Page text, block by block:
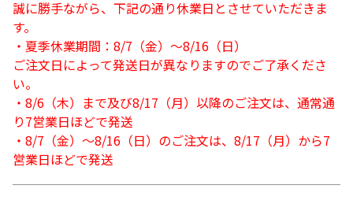
誠に勝手ながら、下記の通り休業日とさせていただきま
す。
・夏季休業期間：8/7（金）～8/16（日）
ご注文日によって発送日が異なりますのでご了承くださ
い。
・8/6（木）まで及び8/17（月）以降のご注文は、通常通
り7営業日ほどで発送
・8/7（金）～8/16（日）のご注文は、8/17（月）から7
営業日ほどで発送